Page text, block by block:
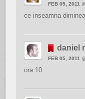
FEB 05, 2011
ce inseamna
daniel
FEB 05, 2011
ora 10